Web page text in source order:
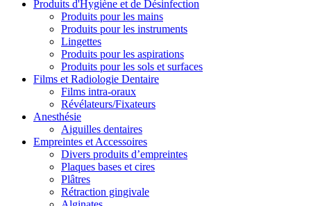
Produits d'Hygiène et de Désinfection
Produits pour les mains
Produits pour les instruments
Lingettes
Produits pour les aspirations
Produits pour les sols et surfaces
Films et Radiologie Dentaire
Films intra-oraux
Révélateurs/Fixateurs
Anesthésie
Aiguilles dentaires
Empreintes et Accessoires
Divers produits d’empreintes
Plaques bases et cires
Plâtres
Rétraction gingivale